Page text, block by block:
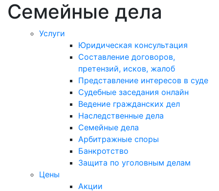
Семейные дела
Услуги
Юридическая консультация
Составление договоров,
претензий, исков, жалоб
Представление интересов в суде
Судебные заседания онлайн
Ведение гражданских дел
Наследственные дела
Семейные дела
Арбитражные споры
Банкротство
Защита по уголовным делам
Цены
Акции